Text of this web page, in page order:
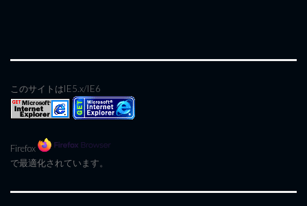
このサイトはIE5.x/IE6
Firefox
で最適化されています。